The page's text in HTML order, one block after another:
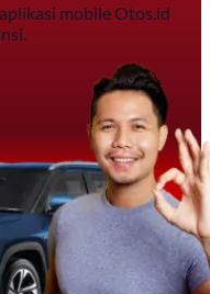
mobile Otos.id